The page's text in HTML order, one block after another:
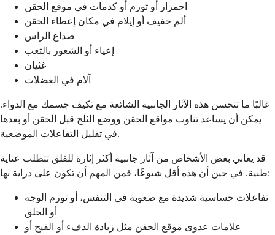
احمرار أو تورم أو كدمات في موقع الحقن
ألم خفيف أو إيلام في مكان إعطاء الحقن
صداع الراس
إعياء أو الشعور بالتعب
غثيان
آلام في العضلات
غالبًا ما تتحسن هذه الآثار الجانبية الشائعة مع تكيف جسمك مع الدواء.
يمكن أن يساعد تناوب مواقع الحقن ووضع الثلج قبل الحقن أو بعدها
في تقليل التفاعلات الموضعية.
قد يعاني بعض الأشخاص من آثار جانبية أكثر إثارة للقلق تتطلب عناية
طبية. في حين أن هذه أقل شيوعًا، فمن المهم أن تكون على دراية بها:
تفاعلات حساسية شديدة مع صعوبة في التنفس، أو تورم الوجه
أو الحلق
علامات عدوى موقع الحقن مثل زيادة الدفء أو القيح أو